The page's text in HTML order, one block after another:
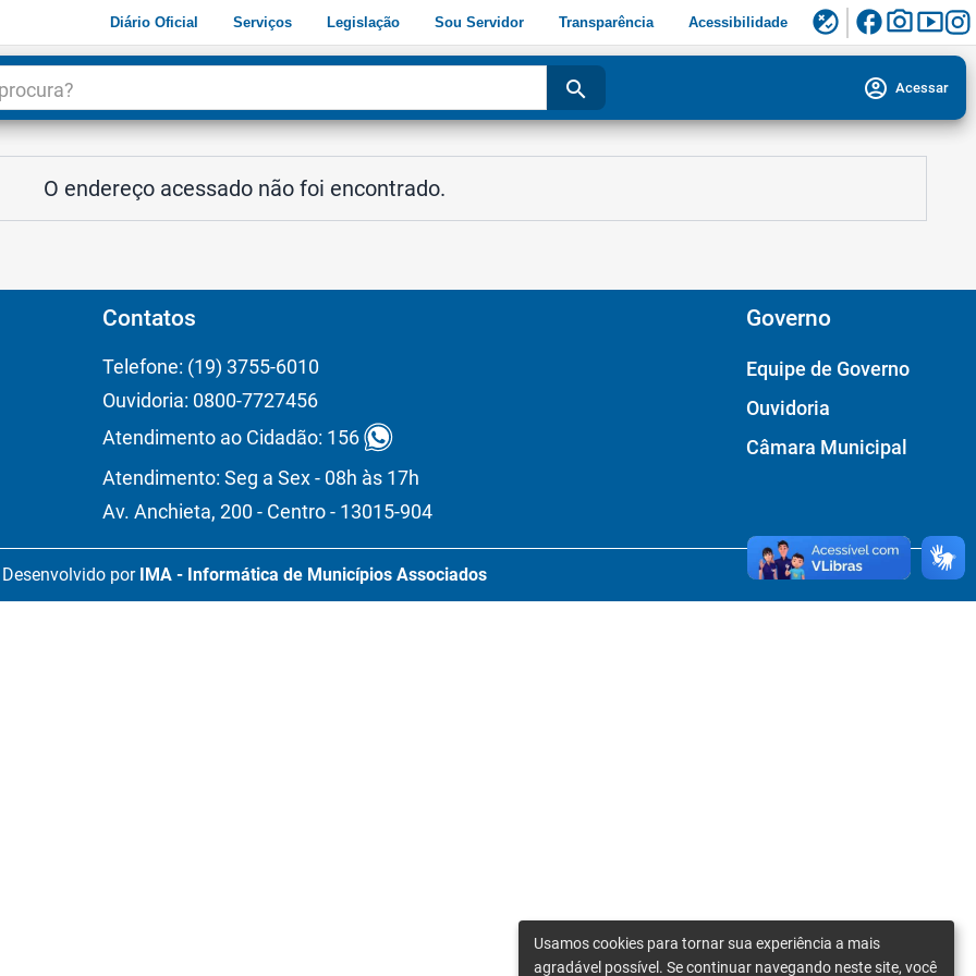
Diário Oficial Serviços Legislação Sou Servidor Transparência Acessibilidade flaky facebookphoto_camerasmart_display
search account_circle Acessar
O endereço acessado não foi encontrado.
Contatos
Telefone: (19) 3755-6010
Ouvidoria: 0800-7727456
Atendimento ao Cidadão: 156
Atendimento: Seg a Sex - 08h às 17h
Av. Anchieta, 200 - Centro - 13015-904
Governo
Equipe de Governo
Ouvidoria
Câmara Municipal
Desenvolvido por IMA - Informática de Municípios Associados
Usamos cookies para tornar sua experiência a mais
agradável possível. Se continuar navegando neste site, você